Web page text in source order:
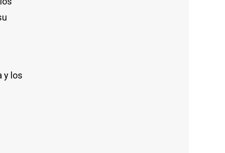
y los